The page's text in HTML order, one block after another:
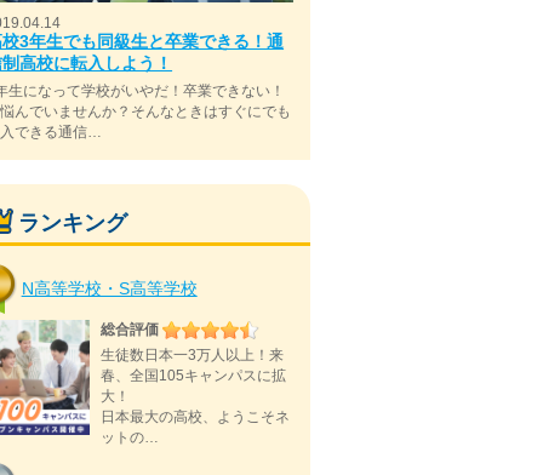
3年生でも同級生と卒業できる！通
高校に転入しよう！
生になって学校がいやだ！卒業できない！
んでいませんか？そんなときはすぐにでも
できる通信…
ランキング
N高等学校・S高等学校
総合評価
生徒数日本一3万人以上！来
春、全国105キャンパスに拡
大！
日本最大の高校、ようこそネ
ットの…